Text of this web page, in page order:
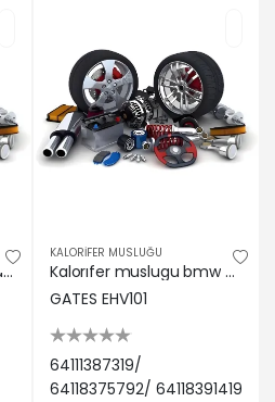
Kalorıfer muslugu (klımasız arac) bmw e36 Gates 64114383988/ 64118375443
KALORİFER MUSLUĞU
Kalorıfer muslugu bmw e36 (klımalı arac) Gates 64111387319/ 64118375792/ 64118391419
GATES EHV101
64111387319/
64118375792/ 64118391419